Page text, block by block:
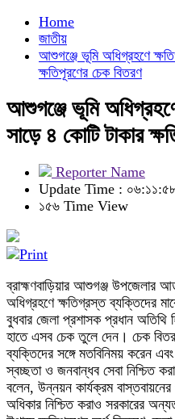
Home
জাতীয়
আশুগঞ্জে ভূমি অধিগ্রহণে
ক্ষতিপূরণের চেক বিতরণ
আশুগঞ্জে ভূমি
সাড়ে ৪ কোটি টাকার
Reporter Name
Update Time : ০৬:১১:৫৮
১৫৬ Time View
ব্রাহ্মণবাড়িয়ার আশুগঞ্জ উপজেলার
অধিগ্রহণে ক্ষতিগ্রস্ত ব্যক্তিদের
বুধবার জেলা প্রশাসক প্রধান অতিথি
হাতে এসব চেক তুলে দেন। চেক
ব্যক্তিদের সঙ্গে মতবিনিময় করেন
স্বচ্ছতা ও জনবান্ধব সেবা নিশ্চিত
বলেন, উন্নয়ন কার্যক্রম বাস্তবায়নের
অধিকার নিশ্চিত করাও সরকারের